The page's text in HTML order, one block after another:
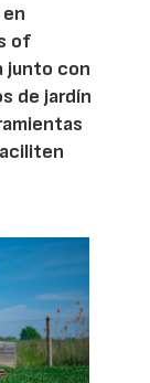
of
junto con
de jardín